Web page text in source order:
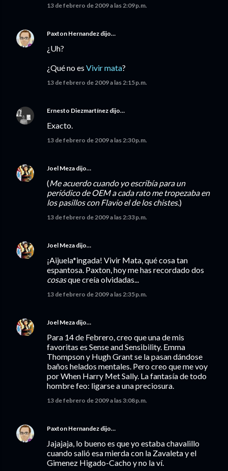
13 de febrero de 2009 a las 2:09 p.m.
Paxton Hernandez dijo…
¿Uh?
¿Qué no es Vivir mata?
13 de febrero de 2009 a las 2:15 p.m.
Ernesto Diezmartínez dijo…
Exacto.
13 de febrero de 2009 a las 2:30 p.m.
Joel Meza dijo…
(Me acuerdo cuando yo escribía para un
periódico de OEM a cada rato me tropezaba en
los pasillos con Flavio el de los chistes.)
13 de febrero de 2009 a las 2:33 p.m.
Joel Meza dijo…
¡Aijuela*ingada! Vivir Mata, qué cosa tan
espantosa. Paxton, hoy me has recordado dos
cosasque creía olvidadas...
13 de febrero de 2009 a las 2:35 p.m.
Joel Meza dijo…
Para 14 de Febrero, creo que una de mis
favoritas es Sense and Sensibility. Emma
Thompson y Hugh Grant se la pasan dándose
baños helados mentales. Pero creo que me voy
por When Harry Met Sally. La fantasía de todo
hombre feo: ligarse a una preciosura.
13 de febrero de 2009 a las 3:08 p.m.
Paxton Hernandez dijo…
Jajajaja, lo bueno es que yo estaba chavalillo
cuando salió esa mierda con la Zavaleta y el
Gimenez Higado-Cacho y no la ví.